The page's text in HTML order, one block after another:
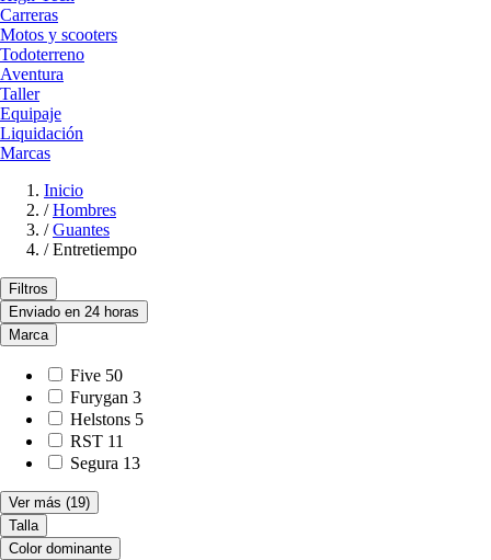
Carreras
Motos y scooters
Todoterreno
Aventura
Taller
Equipaje
Liquidación
Marcas
Inicio
/ Hombres
/ Guantes
/ Entretiempo
Filtros
Enviado en 24 horas
Marca
Five 50
Furygan 3
Helstons 5
RST 11
Segura 13
Ver más (19)
Talla
Color dominante